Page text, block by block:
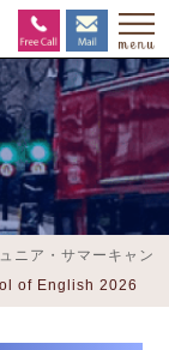
ニア・サマーキャン
of English 2026